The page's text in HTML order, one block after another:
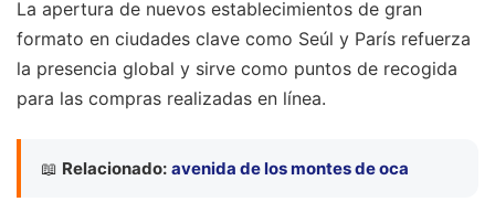
La apertura de nuevos establecimientos de gran
formato en ciudades clave como Seúl y París refuerza
la presencia global y sirve como puntos de recogida
para las compras realizadas en línea.
📖 Relacionado: avenida de los montes de oca